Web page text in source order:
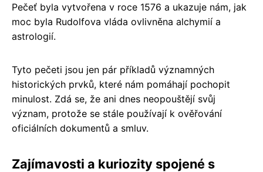
Pečeť byla vytvořena v roce 1576 a ukazuje nám, jak
moc byla Rudolfova vláda ovlivněna alchymií a
astrologií.
Tyto pečeti jsou jen pár příkladů významných
historických prvků, které nám pomáhají pochopit
minulost. Zdá se, že ani dnes neopouštějí svůj
význam, protože se stále používají k ověřování
oficiálních dokumentů a smluv.
Zajímavosti a kuriozity spojené s